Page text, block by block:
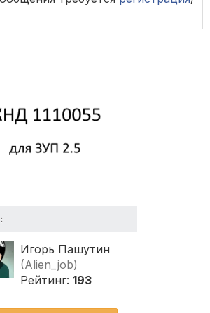
Игорь Пашутин
(Alien_job)
Рейтинг: 193